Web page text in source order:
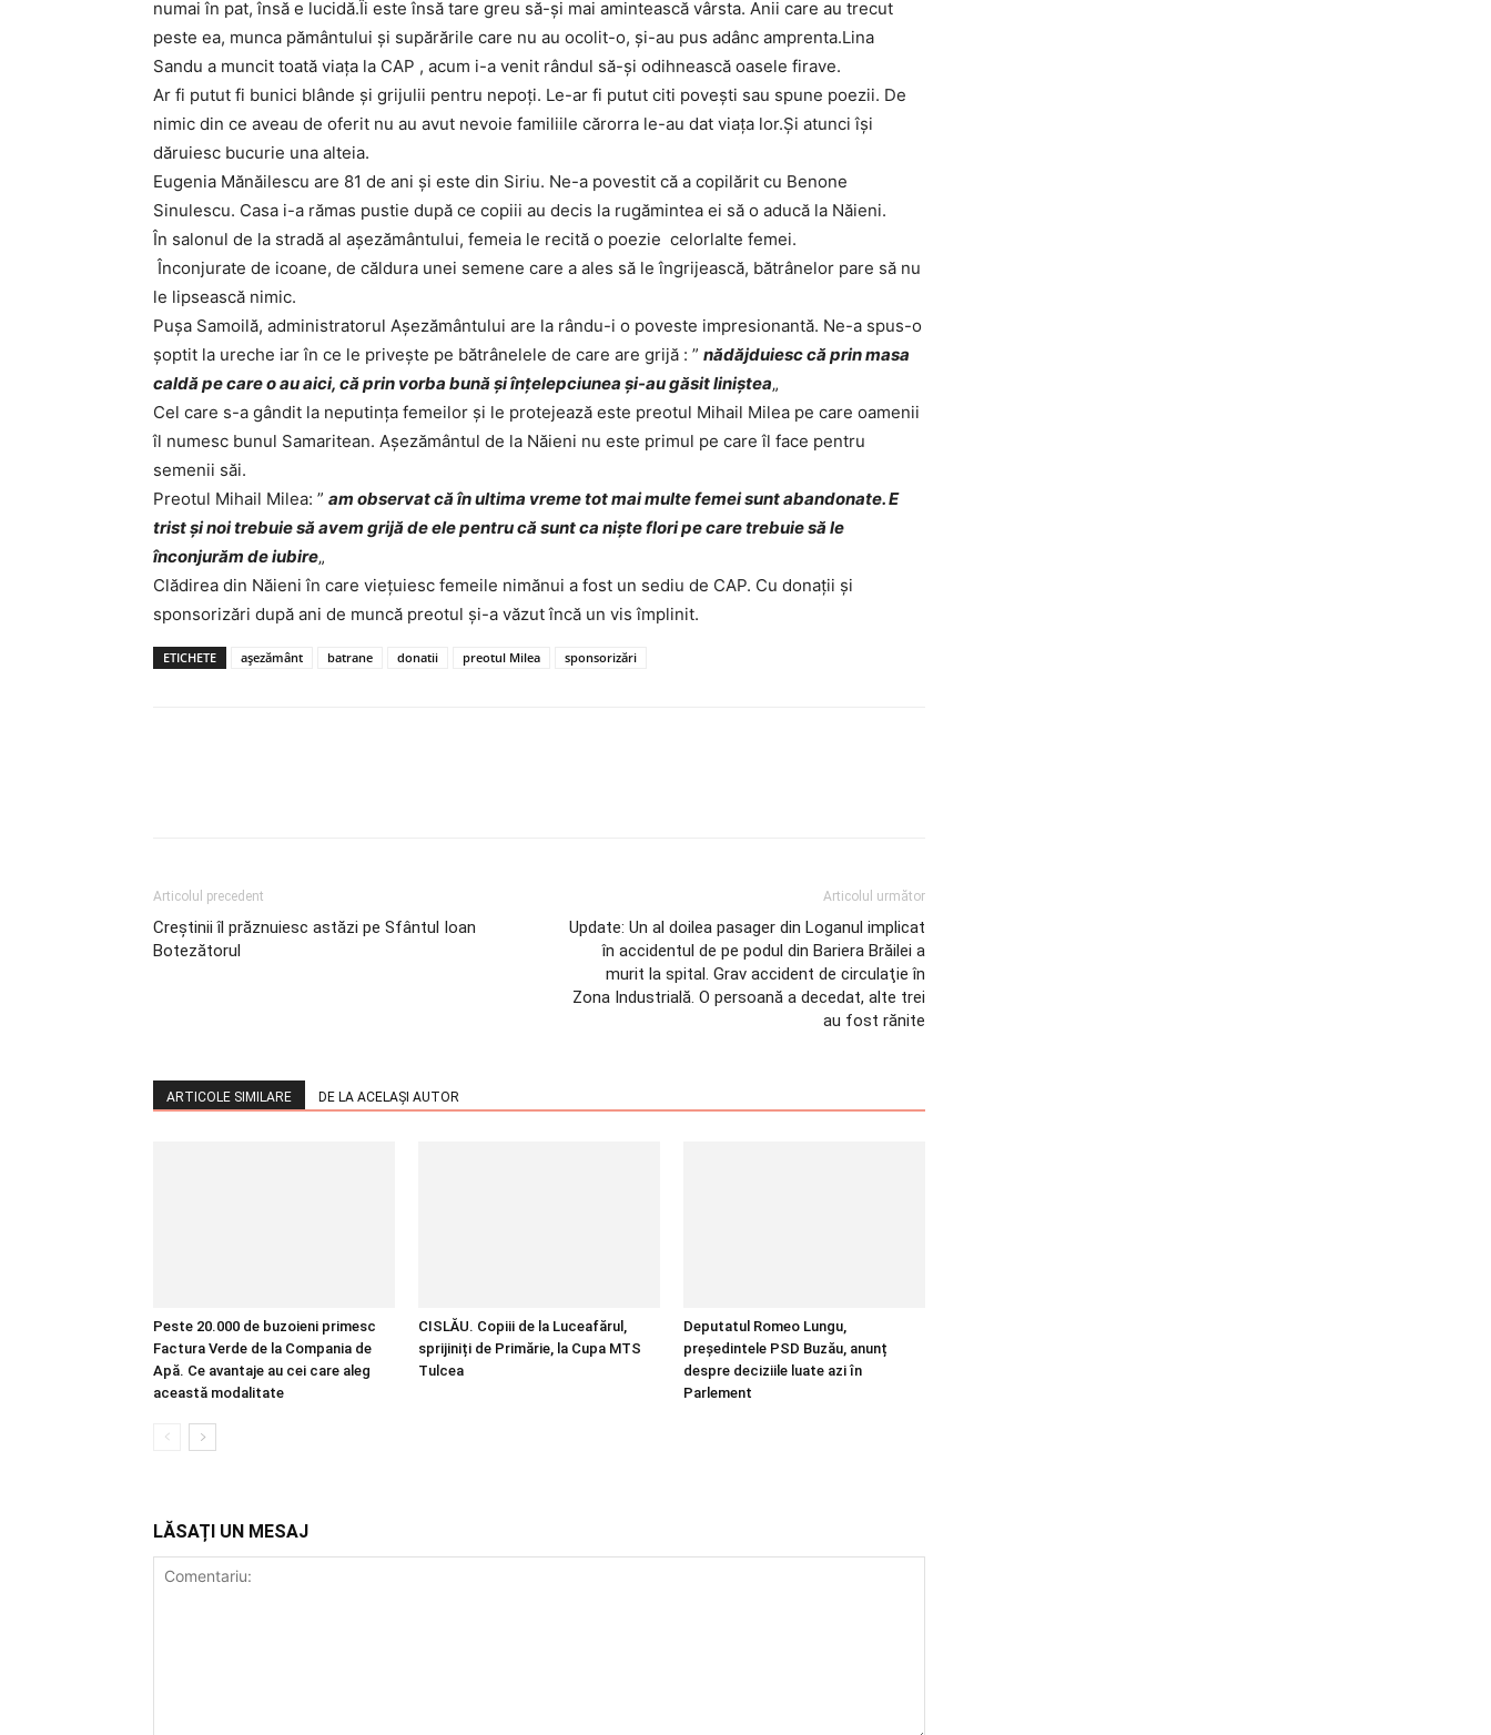
numai în pat, însă e lucidă.Îi este însă tare greu să-şi mai amintească vârsta. Anii care au trecut
peste ea, munca pământului şi supărările care nu au ocolit-o, şi-au pus adânc amprenta.Lina
Sandu a muncit toată viaţa la CAP , acum i-a venit rândul să-şi odihnească oasele firave.
Ar fi putut fi bunici blânde şi grijulii pentru nepoţi. Le-ar fi putut citi poveşti sau spune poezii. De
nimic din ce aveau de oferit nu au avut nevoie familiile cărorra le-au dat viaţa lor.Şi atunci îşi
dăruiesc bucurie una alteia.
Eugenia Mănăilescu are 81 de ani şi este din Siriu. Ne-a povestit că a copilărit cu Benone
Sinulescu. Casa i-a rămas pustie după ce copiii au decis la rugămintea ei să o aducă la Năieni.
În salonul de la stradă al aşezământului, femeia le recită o poezie celorlalte femei.
Înconjurate de icoane, de căldura unei semene care a ales să le îngrijească, bătrânelor pare să nu
le lipsească nimic.
Puşa Samoilă, administratorul Aşezământului are la rându-i o poveste impresionantă. Ne-a spus-o
şoptit la ureche iar în ce le priveşte pe bătrânelele de care are grijă : ” nădăjduiesc că prin masa
caldă pe care o au aici, că prin vorba bună şi înţelepciunea şi-au găsit liniştea„
Cel care s-a gândit la neputinţa femeilor şi le protejează este preotul Mihail Milea pe care oamenii
îl numesc bunul Samaritean. Aşezământul de la Năieni nu este primul pe care îl face pentru
semenii săi.
Preotul Mihail Milea: ” am observat că în ultima vreme tot mai multe femei sunt abandonate. E
trist şi noi trebuie să avem grijă de ele pentru că sunt ca nişte flori pe care trebuie să le
înconjurăm de iubire„
Clădirea din Năieni în care vieţuiesc femeile nimănui a fost un sediu de CAP. Cu donaţii şi
sponsorizări după ani de muncă preotul şi-a văzut încă un vis împlinit.
ETICHETE aşezământ batrane donatii preotul Milea sponsorizări
Articolul precedent
Creştinii îl prăznuiesc astăzi pe Sfântul Ioan
Botezătorul
Articolul următor
Update: Un al doilea pasager din Loganul implicat
în accidentul de pe podul din Bariera Brăilei a
murit la spital. Grav accident de circulaţie în
Zona Industrială. O persoană a decedat, alte trei
au fost rănite
ARTICOLE SIMILARE DE LA ACELAȘI AUTOR
Peste 20.000 de buzoieni primesc
Factura Verde de la Compania de
Apă. Ce avantaje au cei care aleg
această modalitate
CISLĂU. Copiii de la Luceafărul,
sprijiniți de Primărie, la Cupa MTS
Tulcea
Deputatul Romeo Lungu,
președintele PSD Buzău, anunț
despre deciziile luate azi în
Parlement
LĂSAȚI UN MESAJ